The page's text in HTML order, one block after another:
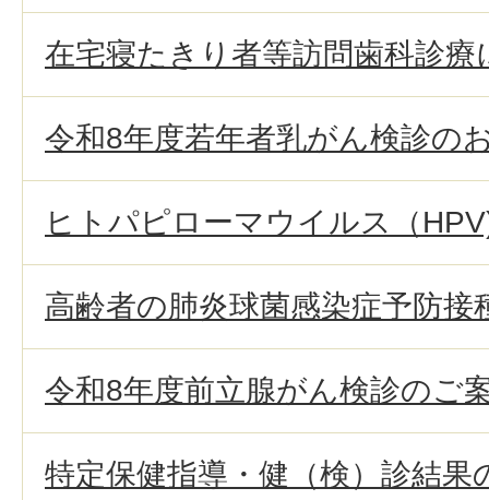
在宅寝たきり者等訪問歯科診療
令和8年度若年者乳がん検診の
ヒトパピローマウイルス（
高齢者の肺炎球菌感染症予防接
令和8年度前立腺がん検診のご
特定保健指導・健（検）診結果